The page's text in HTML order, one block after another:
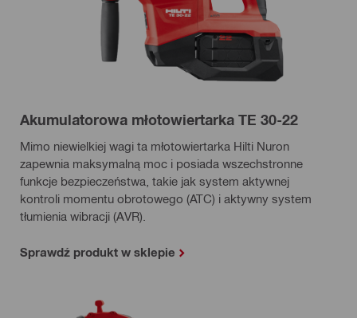
Akumulatorowa młotowiertarka TE 30-22
Mimo niewielkiej wagi ta młotowiertarka Hilti Nuron
zapewnia maksymalną moc i posiada wszechstronne
funkcje bezpieczeństwa, takie jak system aktywnej
kontroli momentu obrotowego (ATC) i aktywny system
tłumienia wibracji (AVR).
Sprawdź produkt w sklepie